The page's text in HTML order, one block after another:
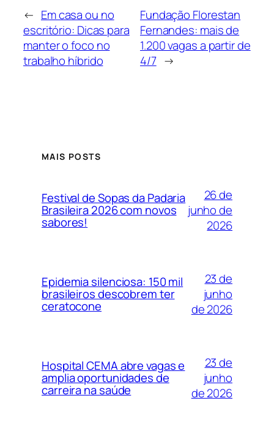
← Em casa ou no
escritório: Dicas para
manter o foco no
trabalho híbrido
Fundação Florestan
Fernandes: mais de
1.200 vagas a partir de
4/7 →
MAIS POSTS
Festival de Sopas da Padaria
Brasileira 2026 com novos
sabores!
26 de
junho de
2026
Epidemia silenciosa: 150 mil
brasileiros descobrem ter
ceratocone
23 de
junho
de 2026
Hospital CEMA abre vagas e
amplia oportunidades de
carreira na saúde
23 de
junho
de 2026